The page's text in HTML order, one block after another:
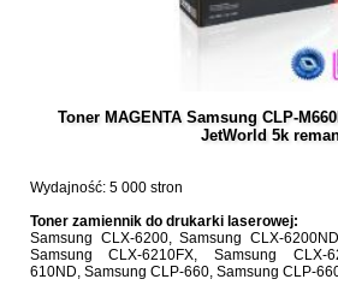
Toner MAGENTA Samsung CLP-
JetWorld 5k
Wydajność: 5 000 stron
Toner zamiennik do drukarki laserowej:
Samsung CLX-6200, Samsung CLX-
Samsung CLX-6210FX, Samsung CLX-
610ND, Samsung CLP-660, Samsung CLP-